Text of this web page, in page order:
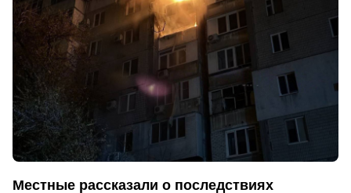
Местные рассказали о последствиях